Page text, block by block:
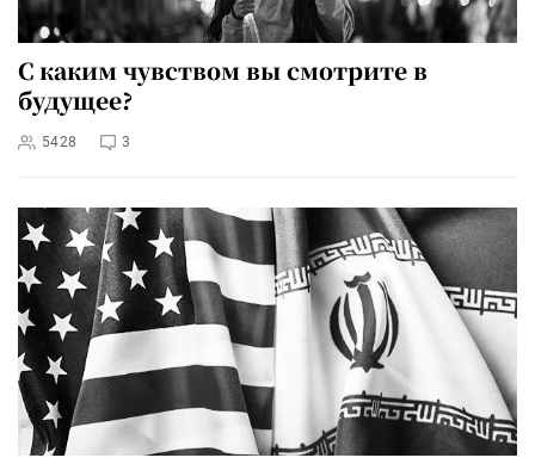
С каким чувством вы смотрите в
будущее?
5428 3